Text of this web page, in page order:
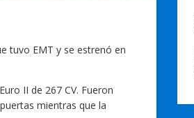
tuvo EMT y se estrenó en
II de 267 CV. Fueron
mientras que la